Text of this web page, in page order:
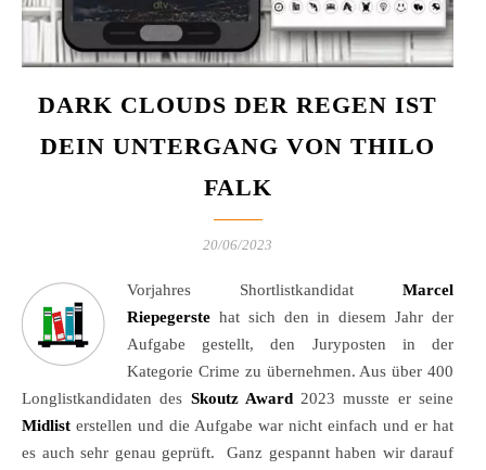
DARK CLOUDS DER REGEN IST
DEIN UNTERGANG VON THILO
FALK
20/06/2023
Vorjahres Shortlistkandidat Marcel
Riepegerste hat sich den in diesem Jahr der
Aufgabe gestellt, den Juryposten in der
Kategorie Crime zu übernehmen. Aus über 400
Longlistkandidaten des Skoutz Award2023 musste er seine
Midlist erstellen und die Aufgabe war nicht einfach und er hat
es auch sehr genau geprüft. Ganz gespannt haben wir darauf